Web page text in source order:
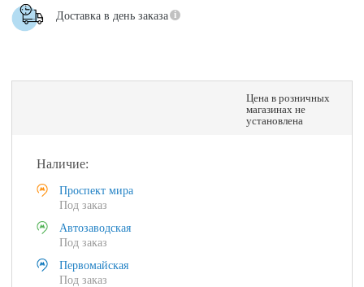
Доставка в день заказа
Цена в розничных
магазинах не
установлена
Наличие:
Проспект мира
Под заказ
Автозаводская
Под заказ
Первомайская
Под заказ